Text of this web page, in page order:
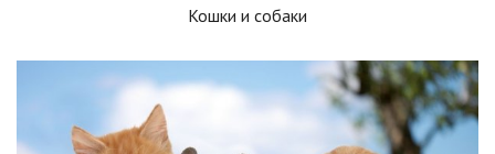
Кошки и собаки